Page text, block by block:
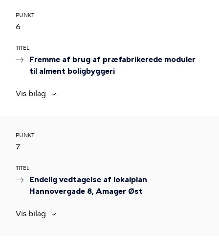
PUNKT
6
TITEL
Fremme af brug af præfabrikerede moduler
til alment boligbyggeri
Vis bilag
PUNKT
7
TITEL
Endelig vedtagelse af lokalplan
Hannovergade 8, Amager Øst
Vis bilag